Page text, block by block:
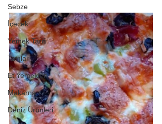
Sebze
İçecek
Yemek Tarifi
Tatlılar
Et Yemekleri
Makarna
Deniz Ürünleri